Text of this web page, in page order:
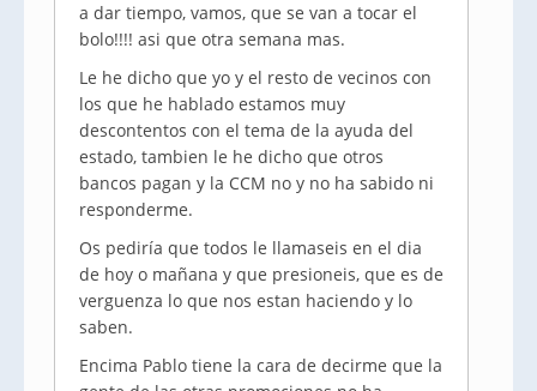
a dar tiempo, vamos, que se van a tocar el
bolo!!!! asi que otra semana mas.
Le he dicho que yo y el resto de vecinos con
los que he hablado estamos muy
descontentos con el tema de la ayuda del
estado, tambien le he dicho que otros
bancos pagan y la CCM no y no ha sabido ni
responderme.
Os pediría que todos le llamaseis en el dia
de hoy o mañana y que presioneis, que es de
verguenza lo que nos estan haciendo y lo
saben.
Encima Pablo tiene la cara de decirme que la